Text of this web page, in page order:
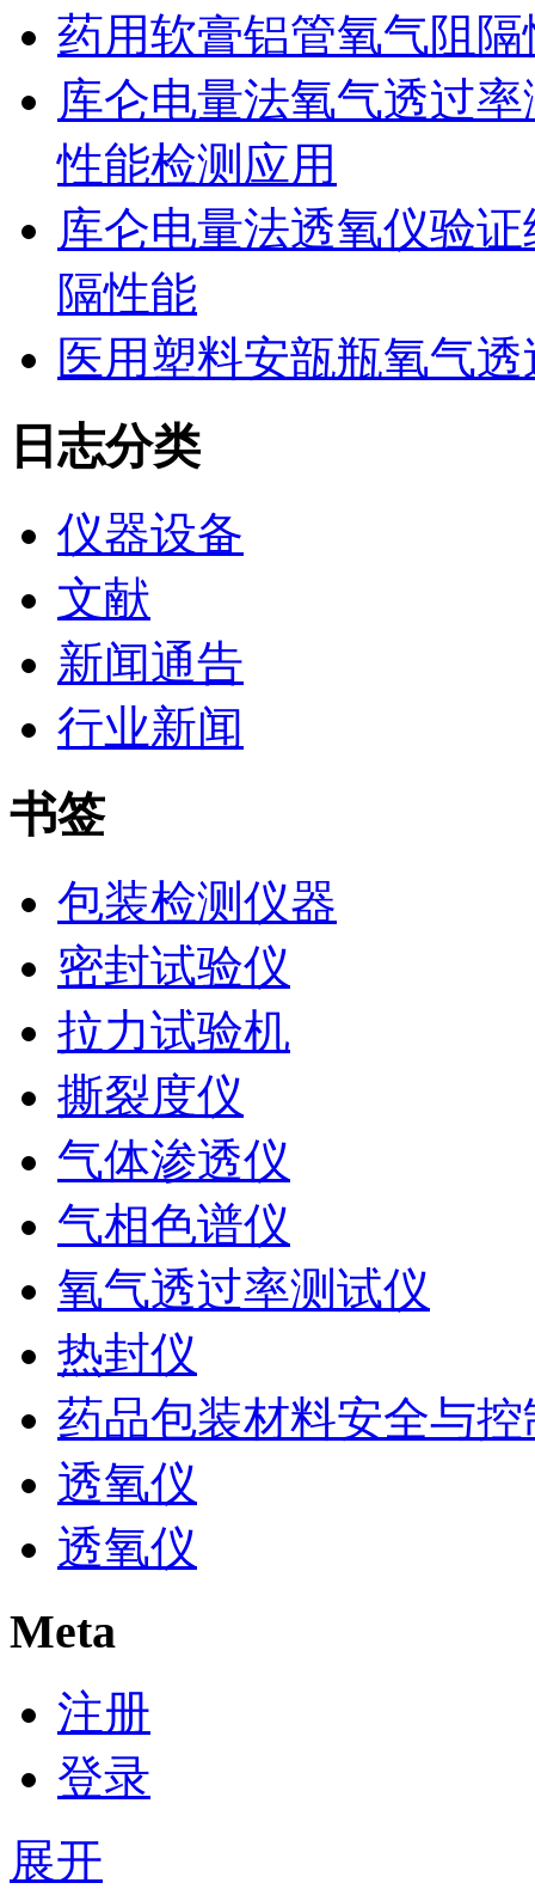
药用软膏铝管氧气阻
库仑电量法氧气透过
性能检测应用
库仑电量法透氧仪验
隔性能
医用塑料安瓿瓶氧气
日志分类
仪器设备
文献
新闻通告
行业新闻
书签
包装检测仪器
密封试验仪
拉力试验机
撕裂度仪
气体渗透仪
气相色谱仪
氧气透过率测试仪
热封仪
药品包装材料安全与
透氧仪
透氧仪
Meta
注册
登录
展开